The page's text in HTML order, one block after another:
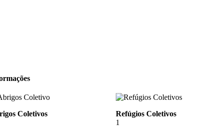
Coletivos
Refúgios Coletivos
1